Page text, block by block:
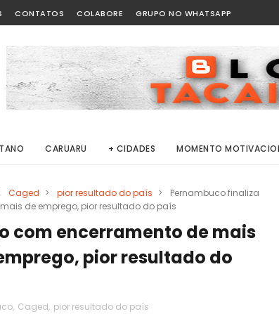
CONTATOS COLABORE GRUPO NO WHATSAPP
CARUARU + CIDADES MOMENTO
Caged > pior resultado do país >
Pernambuco finaliza
de emprego, pior resultado do país
com encerramento de mais
pior resultado do
, Caged, pior resultado do país